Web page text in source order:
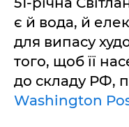
є й вода, й
для випасу
того, щоб її
до складу РФ,
Washington